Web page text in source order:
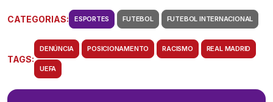
CATEGORIAS: ESPORTES FUTEBOL FUTEBOL INTERNACIONAL
TAGS:
DENÚNCIA POSICIONAMENTO RACISMO REAL MADRID
UEFA